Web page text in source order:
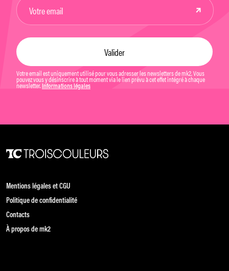
Votre email est uniquement utilisé pour vous adresser les newsletters de mk2. Vous
pouvez vous y désinscrire à tout moment via le lien prévu à cet effet intégré à chaque
newsletter. Informations légales
Mentions légales et CGU
Politique de confidentialité
Contacts
À propos de mk2